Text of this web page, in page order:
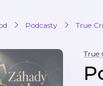
Podcasty True
True